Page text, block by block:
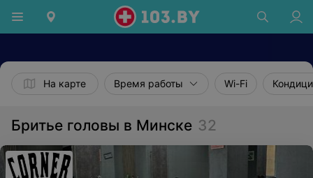
На карте Время работы Wi-Fi
Бритье головы в Минске 32